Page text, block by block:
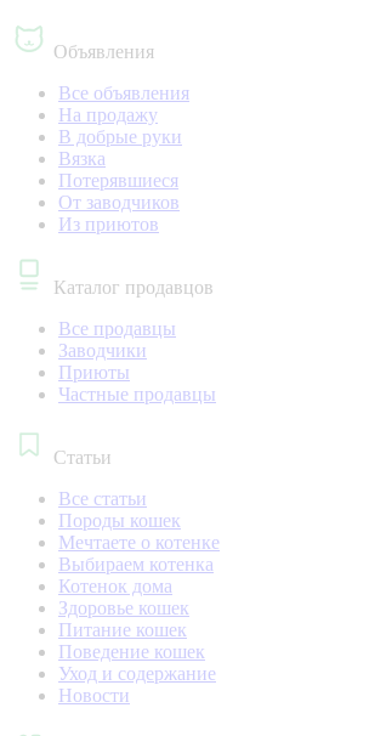
Объявления
Все объявления
На продажу
В добрые руки
Вязка
Потерявшиеся
От заводчиков
Из приютов
Каталог продавцов
Все продавцы
Заводчики
Приюты
Частные продавцы
Статьи
Все статьи
Породы кошек
Мечтаете о котенке
Выбираем котенка
Котенок дома
Здоровье кошек
Питание кошек
Поведение кошек
Уход и содержание
Новости